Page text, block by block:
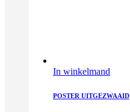
In winkelmand
POSTER UITGEZWAAID